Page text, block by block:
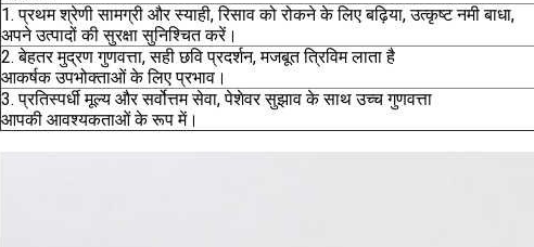
1. प्रथम श्रेणी सामग्री और स्याही, रिसाव को रोकने के लिए बढ़िया, उत्कृष्ट नमी बाधा,
अपने उत्पादों की सुरक्षा सुनिश्चित करें।
2. बेहतर मुद्रण गुणवत्ता, सही छवि प्रदर्शन, मजबूत त्रिविम लाता है
आकर्षक उपभोक्ताओं के लिए प्रभाव।
3. प्रतिस्पर्धी मूल्य और सर्वोत्तम सेवा, पेशेवर सुझाव के साथ उच्च गुणवत्ता
आपकी आवश्यकताओं के रूप में।